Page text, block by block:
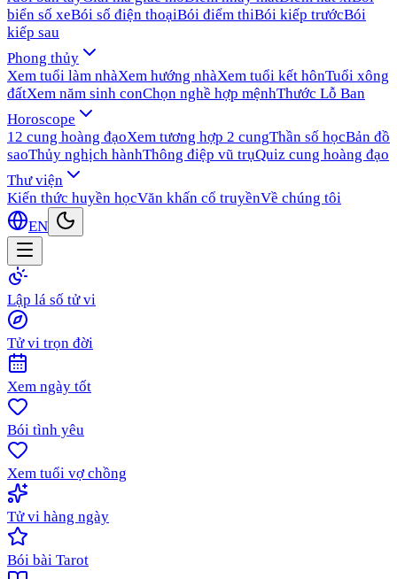
biển số xeBói số điện thoạiBói điểm thiBói kiếp trướcBói
kiếp sau
Phong thủy
Xem tuổi làm nhàXem hướng nhàXem tuổi kết hônTuổi xông
đấtXem năm sinh conChọn nghề hợp mệnhThước Lỗ Ban
Horoscope
12 cung hoàng đạoXem tương hợp 2 cungThần số họcBản đồ
saoThủy nghịch hànhThông điệp vũ trụQuiz cung hoàng đạo
Thư viện
Kiến thức huyền họcVăn khấn cổ truyềnVề chúng tôi
EN
Lập lá số tử vi
Tử vi trọn đời
Xem ngày tốt
Bói tình yêu
Xem tuổi vợ chồng
Tử vi hàng ngày
Bói bài Tarot